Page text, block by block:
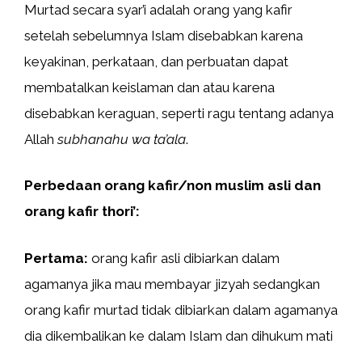
Murtad secara syar’i adalah orang yang kafir
setelah sebelumnya Islam disebabkan karena
keyakinan, perkataan, dan perbuatan dapat
membatalkan keislaman dan atau karena
disebabkan keraguan, seperti ragu tentang adanya
Allahsubhanahu wa ta’ala.
Perbedaan orang kafir/non muslim asli dan
orang kafir thori’:
Pertama: orang kafir asli dibiarkan dalam
agamanya jika mau membayar jizyah sedangkan
orang kafir murtad tidak dibiarkan dalam agamanya
dia dikembalikan ke dalam Islam dan dihukum mati